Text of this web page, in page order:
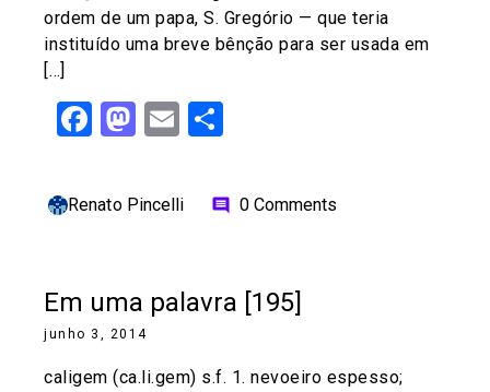
ordem de um papa, S. Gregório — que teria
instituído uma breve bênção para ser usada em
[…]
Facebook
Mastodon
Email
Renato Pincelli comment 0 Comments
Em uma palavra [195]
junho 3, 2014
caligem (ca.li.gem) s.f. 1. nevoeiro espesso;